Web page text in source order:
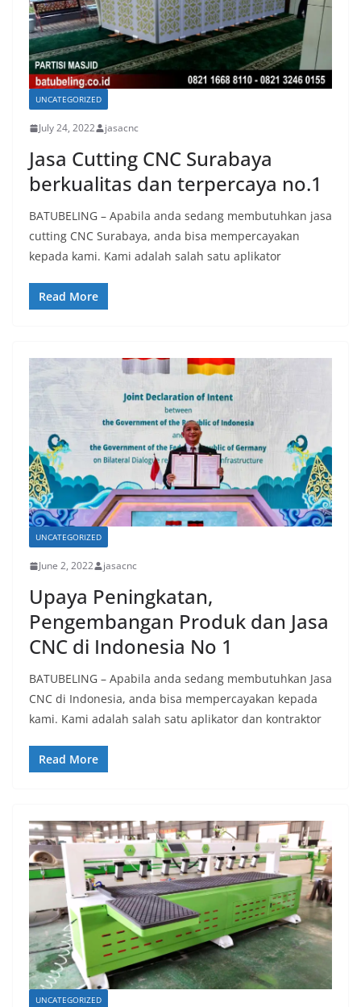
UNCATEGORIZED
July 24, 2022 jasacnc
Jasa Cutting CNC Surabaya
berkualitas dan terpercaya no.1
BATUBELING – Apabila anda sedang membutuhkan jasa
cutting CNC Surabaya, anda bisa mempercayakan
kepada kami. Kami adalah salah satu aplikator
Read More
UNCATEGORIZED
June 2, 2022 jasacnc
Upaya Peningkatan,
Pengembangan Produk dan Jasa
CNC di Indonesia No 1
BATUBELING – Apabila anda sedang membutuhkan Jasa
CNC di Indonesia, anda bisa mempercayakan kepada
kami. Kami adalah salah satu aplikator dan kontraktor
Read More
UNCATEGORIZED